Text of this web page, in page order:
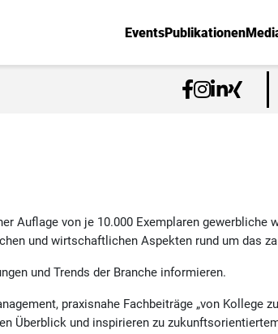
EventsPublikationen
Auflage von je 10.000 Exemplaren gewerbliche
und wirtschaftlichen Aspekten rund um das
und Trends der Branche informieren.
praxisnahe Fachbeiträge „von Kollege
Überblick und inspirieren zu